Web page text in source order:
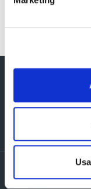
Via Verizzo, 1030 -
0438 82096 C.F. - P.I.